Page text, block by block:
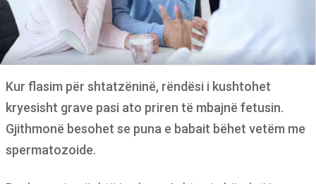
Kur flasim për shtatzëninë, rëndësi i kushtohet
kryesisht grave pasi ato priren të mbajnë fetusin.
Gjithmonë besohet se puna e babait bëhet vetëm me
spermatozoide.